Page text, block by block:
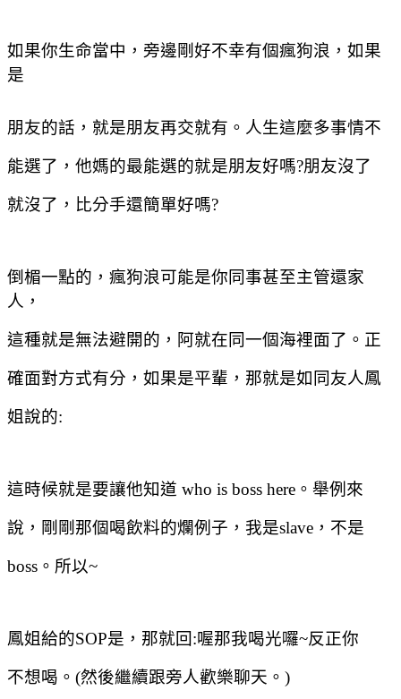
如果你生命當中，旁邊剛好不幸有個瘋狗浪，如果
是
朋友的話，就是朋友再交就有。人生這麼多事情不
能選了，他媽的最能選的就是朋友好嗎?朋友沒了
就沒了，比分手還簡單好嗎?
倒楣一點的，瘋狗浪可能是你同事甚至主管還家
人，
這種就是無法避開的，阿就在同一個海裡面了。正
確面對方式有分，如果是平輩，那就是如同友人鳳
姐說的:
這時候就是要讓他知道 who is boss here 。舉例來
說，剛剛那個喝飲料的爛例子，我是slave ，不是
boss 。所以~
鳳姐給的SOP是，那就回:喔那我喝光囉~反正你
不想喝。 (然後繼續跟旁人歡樂聊天。 )